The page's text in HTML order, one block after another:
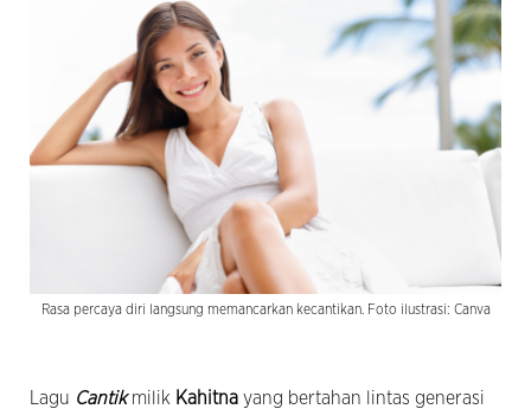
Rasa percaya diri langsung memancarkan kecantikan. Foto ilustrasi: Canva
Lagu Cantikmilik Kahitna yang bertahan lintas generasi